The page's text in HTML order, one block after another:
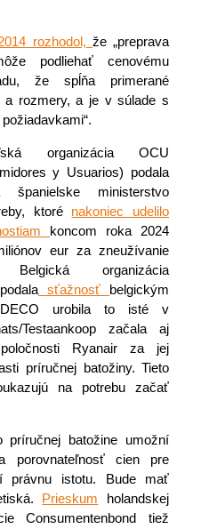
rozhodol, že „preprava
podliehať cenovému
že spĺňa primerané
a rozmery, a je v súlade s
organizácia OCU
y Usuarios) podala
ministerstvo
ktoré nakoniec udelilo
koncom roka 2024
eur za zneužívanie
organizácia
sťažnosť belgickým
DECO urobila to isté v
Testaankoop začala aj
Ryanair za jej
príručnej batožiny. Tieto
na potrebu začať
príručnej batožine umožní
porovnateľnosť cien pre
právnu istotu. Bude mať
Prieskum holandskej
Consumentenbond tiež